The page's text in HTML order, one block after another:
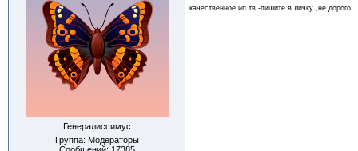
Генералиссимус
Группа: Модераторы
качественное ип тв -пишите в личку ,не дорого